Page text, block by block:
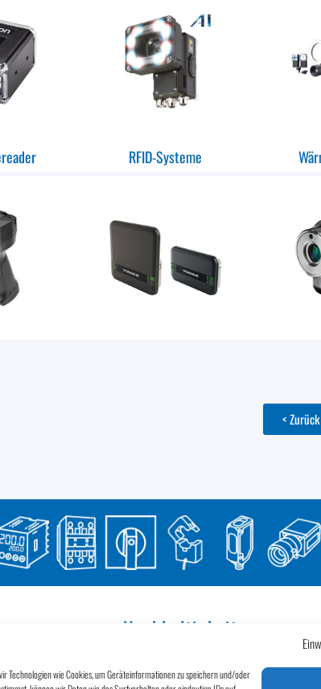
Technologien wie Cookies, um Geräteinformationen zu speichern und/oder
RFID-Systeme
<
Nachhaltigkeit
Wir übernehmen Verantwortung für unsere
Klimaneutral.